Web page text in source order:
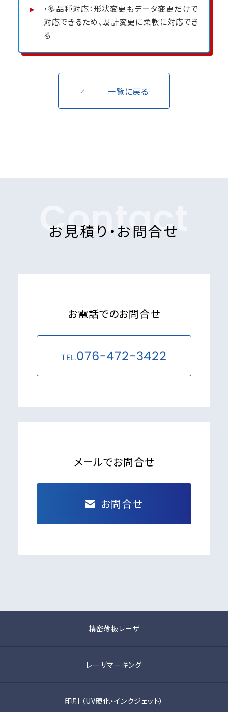
・多品種対応：形状変更もデータ変更だけで
対応できるため、設計変更に柔軟に対応でき
る
一覧に戻る
お見積り・お問合せ
お電話でのお問合せ
TEL.076-472-3422
メールでお問合せ
お問合せ
Contact
精密薄板レーザ
レーザマーキング
印刷 （UV硬化・インクジェット）